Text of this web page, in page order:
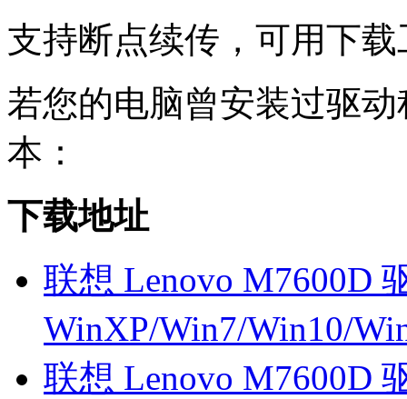
支持断点续传，可用下
若您的电脑曾安装过驱
本：
下载地址
联想 Lenovo M7600D
WinXP/Win7/Win10/
联想 Lenovo M7600D